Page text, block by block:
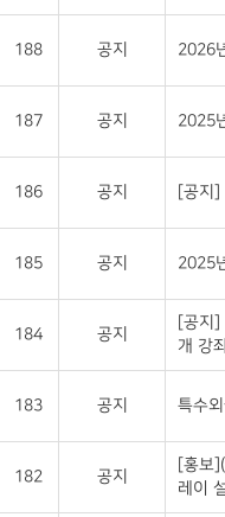
188 공지 2026
187 공지 2025
186 공지 [공지]
185 공지 2025
184 공지
[공지]
개 강
183 공지 특수
182 공지
[홍보
레이